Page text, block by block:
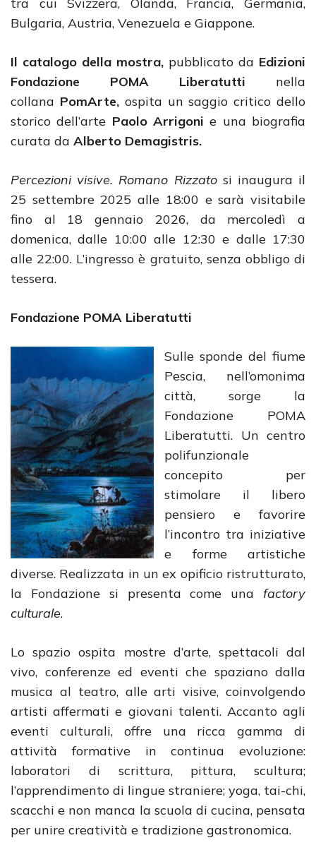
Bulgaria, Austria, Venezuela e Giappone.
Il catalogo della mostra, pubblicato da Edizioni
Fondazione POMA Liberatutti nella
collana PomArte, ospita un saggio critico dello
storico dell’arte Paolo Arrigonie una biografia
curata da Alberto Demagistris.
Percezioni visive. Romano Rizzatosi inaugura il
25 settembre 2025 alle 18:00 e sarà visitabile
fino al 18 gennaio 2026, da mercoledì a
domenica, dalle 10:00 alle 12:30 e dalle 17:30
alle 22:00. L’ingresso è gratuito, senza obbligo di
tessera.
Fondazione POMA Liberatutti
Sulle sponde del fiume
Pescia, nell’omonima
città, sorge la
Fondazione POMA
Liberatutti. Un centro
polifunzionale
concepito per
stimolare il libero
pensiero e favorire
l’incontro tra iniziative
e forme artistiche
diverse. Realizzata in un ex opificio ristrutturato,
la Fondazione si presenta come una factory
culturale.
Lo spazio ospita mostre d’arte, spettacoli dal
vivo, conferenze ed eventi che spaziano dalla
musica al teatro, alle arti visive, coinvolgendo
artisti affermati e giovani talenti. Accanto agli
eventi culturali, offre una ricca gamma di
attività formative in continua evoluzione:
laboratori di scrittura, pittura, scultura;
l’apprendimento di lingue straniere; yoga, tai-chi,
scacchi e non manca la scuola di cucina, pensata
per unire creatività e tradizione gastronomica.